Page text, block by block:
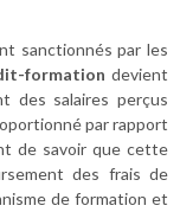
sanctionnés par les
formation devient
des salaires perçus
par rapport
de savoir que cette
des frais de
de formation et